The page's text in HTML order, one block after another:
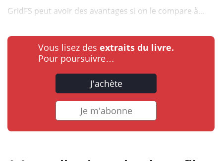
GridFS peut avoir des avantages si on le compare à...
Vous lisez des extraits du livre.
Pour poursuivre…
J'achète
Je m'abonne